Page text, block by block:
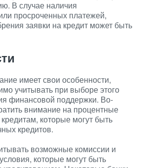
В случае наличия
просроченных платежей,
заявки на кредит может быть
имеет свои особенности,
учитывать при выборе этого
финансовой поддержки. Во-
внимание на процентные
которые могут быть
кредитов.
возможные комиссии и
которые могут быть